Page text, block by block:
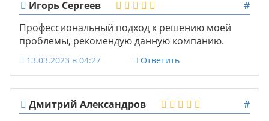
Игорь Сергеев
#
Профессиональный подход к решению моей
проблемы, рекомендую данную компанию.
13.03.2023 в 04:27 Ответить
Дмитрий Александров
#